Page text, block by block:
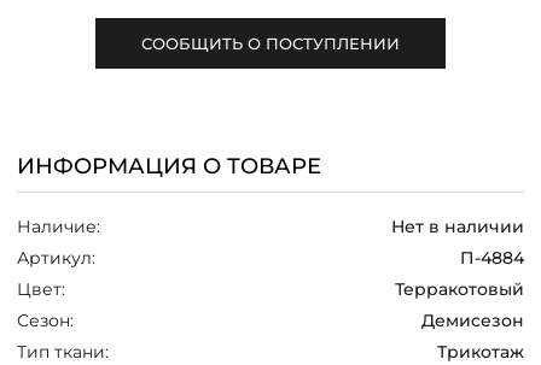
ТАБЛИЦА РАЗМЕРОВ
+7 (800) 511-35-10
MANAGER@DSTREND.RU
ЗАКАЗАТЬ ЗВОНОК
СООБЩИТЬ О ПОСТУПЛЕНИИ
ИНФОРМАЦИЯ О ТОВАРЕ
Наличие:
Нет в наличии
Артикул:
П-4884
Цвет:
Терракотовый
Сезон:
Демисезон
Тип ткани:
Трикотаж